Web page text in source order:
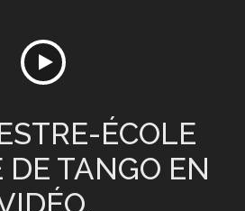
ÉCOLE
DE TANGO EN